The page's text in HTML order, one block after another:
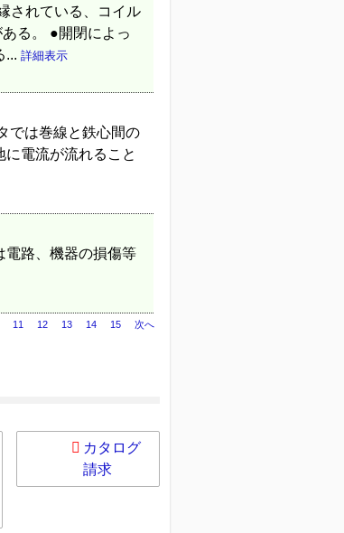
されている、コイル
る。 ●開閉によっ
... 詳細表示
では巻線と鉄心間の
電流が流れること
電路、機器の損傷等
11 12 13 14 15 次へ
カタログ
請求